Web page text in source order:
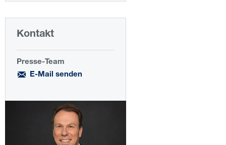
Kontakt
Presse-Team
E-Mail senden